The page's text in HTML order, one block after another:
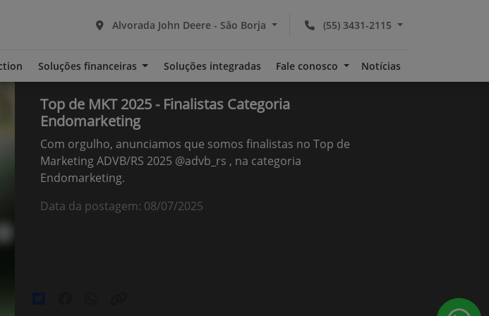
(55) 3431-2115
Alvorada John Deere - São Borja
Soluções financeiras Soluções integradas Fale conosco Notícias
Top de MKT 2025 - Finalistas Categoria
Endomarketing
Com orgulho, anunciamos que somos finalistas no Top de
Marketing ADVB/RS 2025 @advb_rs , na categoria
Endomarketing.
Data da postagem: 08/07/2025